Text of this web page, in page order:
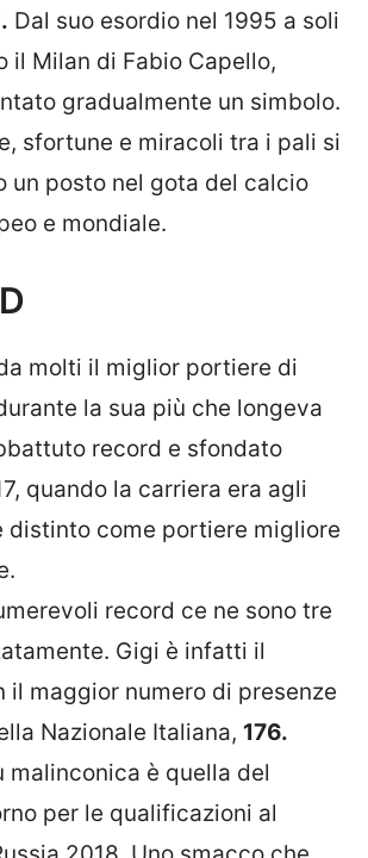
Dal suo esordio nel 1995 a soli
il Milan di Fabio Capello,
gradualmente un simbolo.
sfortune e miracoli tra i pali si
un posto nel gota del calcio
e mondiale.
molti il miglior portiere di
la sua più che longeva
record e sfondato
quando la carriera era agli
distinto come portiere migliore
record ce ne sono tre
Gigi è infatti il
il maggior numero di presenze
Nazionale Italiana, 176.
malinconica è quella del
per le qualificazioni al